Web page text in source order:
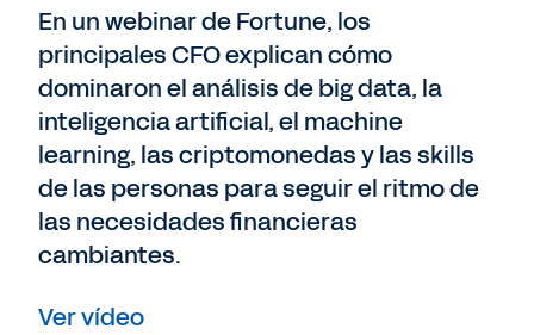
En un webinar de Fortune, los
principales CFO explican cómo
dominaron el análisis de big data, la
inteligencia artificial, el machine
learning, las criptomonedas y las skills
de las personas para seguir el ritmo de
las necesidades financieras
cambiantes.
Ver vídeo